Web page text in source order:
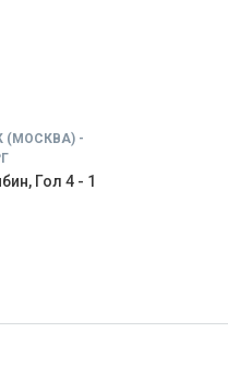
(МОСКВА) -
Гол 4 - 1